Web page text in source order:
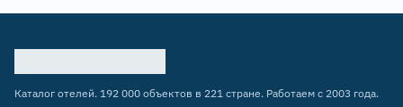
Каталог отелей. 192 000 объектов в 221 стране. Работаем с 2003 года.